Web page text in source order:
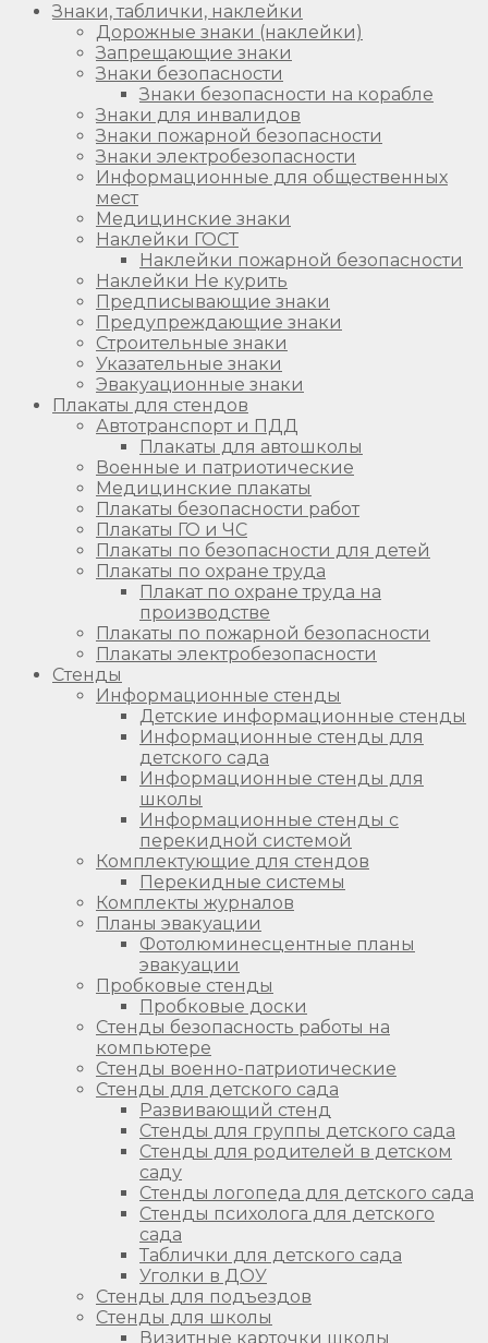
Знаки, таблички, наклейки
Дорожные знаки (наклейки)
Запрещающие знаки
Знаки безопасности
Знаки безопасности на корабле
Знаки для инвалидов
Знаки пожарной безопасности
Знаки электробезопасности
Информационные для общественных
мест
Медицинские знаки
Наклейки ГОСТ
Наклейки пожарной безопасности
Наклейки Не курить
Предписывающие знаки
Предупреждающие знаки
Строительные знаки
Указательные знаки
Эвакуационные знаки
Плакаты для стендов
Автотранспорт и ПДД
Плакаты для автошколы
Военные и патриотические
Медицинские плакаты
Плакаты безопасности работ
Плакаты ГО и ЧС
Плакаты по безопасности для детей
Плакаты по охране труда
Плакат по охране труда на
производстве
Плакаты по пожарной безопасности
Плакаты электробезопасности
Стенды
Информационные стенды
Детские информационные стенды
Информационные стенды для
детского сада
Информационные стенды для
школы
Информационные стенды с
перекидной системой
Комплектующие для стендов
Перекидные системы
Комплекты журналов
Планы эвакуации
Фотолюминесцентные планы
эвакуации
Пробковые стенды
Пробковые доски
Стенды безопасность работы на
компьютере
Стенды военно-патриотические
Стенды для детского сада
Развивающий стенд
Стенды для группы детского сада
Стенды для родителей в детском
саду
Стенды логопеда для детского сада
Стенды психолога для детского
сада
Таблички для детского сада
Уголки в ДОУ
Стенды для подъездов
Стенды для школы
Визитные карточки школы